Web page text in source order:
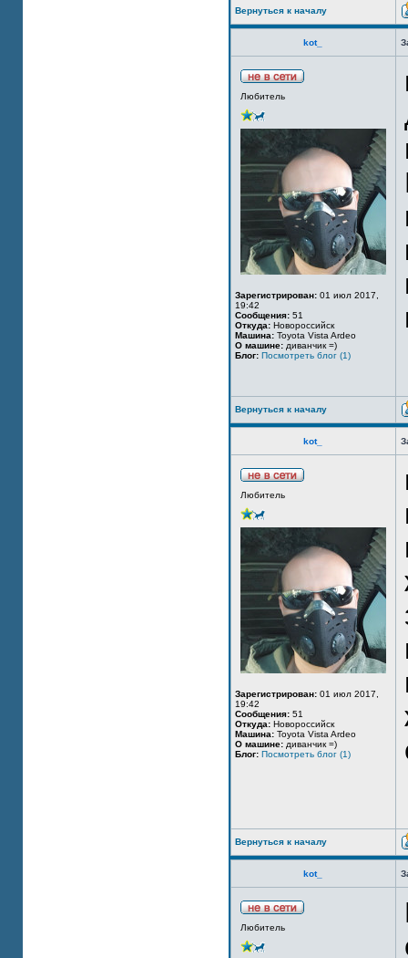
Вернуться к началу
kot_
Любитель
Зарегистрирован: 01 июл 2017,
19:42
Сообщения: 51
Откуда: Новороссийск
Машина: Toyota Vista Ardeo
О машине: диванчик =)
Блог: Посмотреть блог (1)
Вернуться к началу
kot_
Любитель
Зарегистрирован: 01 июл 2017,
19:42
Сообщения: 51
Откуда: Новороссийск
Машина: Toyota Vista Ardeo
О машине: диванчик =)
Блог: Посмотреть блог (1)
Вернуться к началу
kot_
Любитель